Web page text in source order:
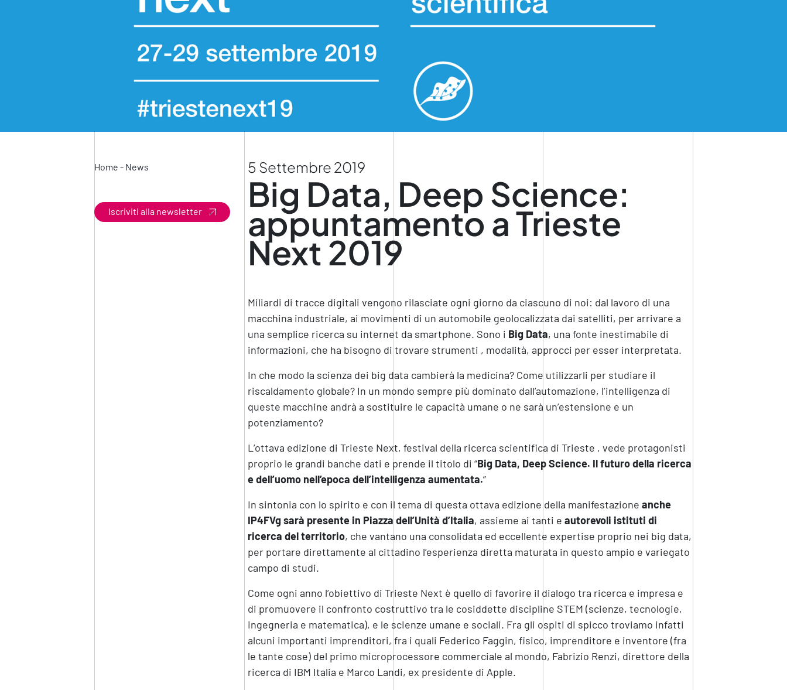
Home - News
Iscriviti alla newsletter
5 Settembre 2019
Big Data, Deep Science:
appuntamento a Trieste
Next 2019
Miliardi di tracce digitali vengono rilasciate ogni giorno da ciascuno di noi: dal lavoro di una
macchina industriale, ai movimenti di un automobile geolocalizzata dai satelliti, per arrivare a
una semplice ricerca su internet da smartphone. Sono i Big Data, una fonte inestimabile di
informazioni, che ha bisogno di trovare strumenti , modalità, approcci per esser interpretata.
In che modo la scienza dei big data cambierà la medicina? Come utilizzarli per studiare il
riscaldamento globale? In un mondo sempre più dominato dall’automazione, l’intelligenza di
queste macchine andrà a sostituire le capacità umane o ne sarà un’estensione e un
potenziamento?
L’ottava edizione di Trieste Next, festival della ricerca scientifica di Trieste , vede protagonisti
proprio le grandi banche dati e prende il titolo di “Big Data, Deep Science. Il futuro della ricerca
e dell’uomo nell’epoca dell’intelligenza aumentata.”
In sintonia con lo spirito e con il tema di questa ottava edizione della manifestazione anche
IP4FVg sarà presente in Piazza dell’Unità d’Italia, assieme ai tanti e autorevoli istituti di
ricerca del territorio, che vantano una consolidata ed eccellente expertise proprio nei big data,
per portare direttamente al cittadino l’esperienza diretta maturata in questo ampio e variegato
campo di studi.
Come ogni anno l’obiettivo di Trieste Next è quello di favorire il dialogo tra ricerca e impresa e
di promuovere il confronto costruttivo tra le cosiddette discipline STEM (scienze, tecnologie,
ingegneria e matematica), e le scienze umane e sociali. Fra gli ospiti di spicco troviamo infatti
alcuni importanti imprenditori, fra i quali Federico Faggin, fisico, imprenditore e inventore (fra
le tante cose) del primo microprocessore commerciale al mondo, Fabrizio Renzi, direttore della
ricerca di IBM Italia e Marco Landi, ex presidente di Apple.